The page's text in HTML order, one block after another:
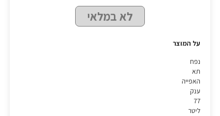
לא במלאי
על המוצר
נפח
תא
האפייה
ענק
77
ליטר